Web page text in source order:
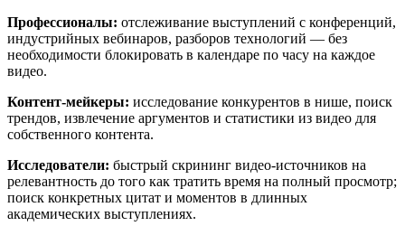
Профессионалы: отслеживание выступлений с конференций,
индустрийных вебинаров, разборов технологий — без
необходимости блокировать в календаре по часу на каждое
видео.
Контент-мейкеры: исследование конкурентов в нише, поиск
трендов, извлечение аргументов и статистики из видео для
собственного контента.
Исследователи: быстрый скрининг видео-источников на
релевантность до того как тратить время на полный просмотр;
поиск конкретных цитат и моментов в длинных
академических выступлениях.